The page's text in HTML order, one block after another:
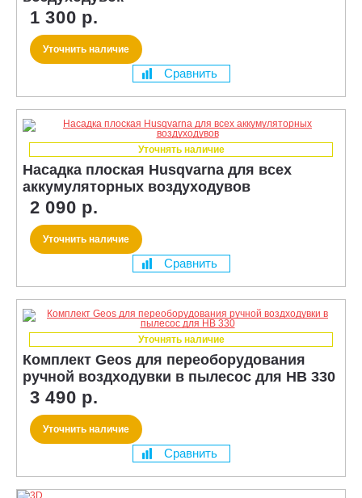
1 300 р.
Уточнить наличие
Сравнить
Уточнять наличие
Насадка плоская Husqvarna для всех
аккумуляторных воздуходувов
2 090 р.
Уточнить наличие
Сравнить
Уточнять наличие
Комплект Geos для переоборудования
ручной воздходувки в пылесос для HB 330
3 490 р.
Уточнить наличие
Сравнить